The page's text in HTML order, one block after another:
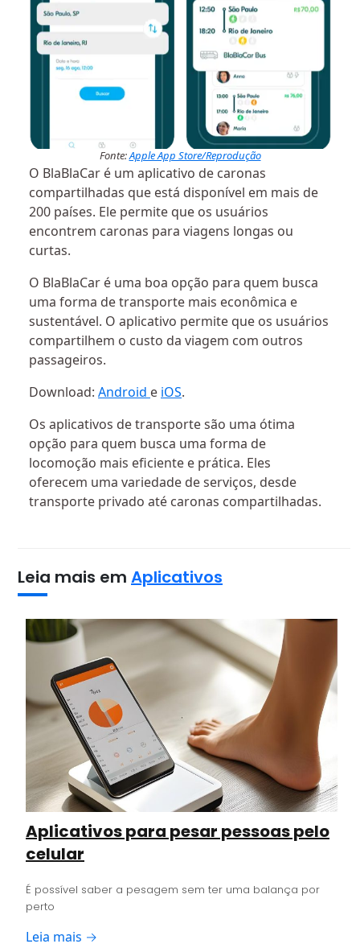
Fonte:Apple App Store/Reprodução
O BlaBlaCar é um aplicativo de caronas
compartilhadas que está disponível em mais de
200 países. Ele permite que os usuários
encontrem caronas para viagens longas ou
curtas.
O BlaBlaCar é uma boa opção para quem busca
uma forma de transporte mais econômica e
sustentável. O aplicativo permite que os usuários
compartilhem o custo da viagem com outros
passageiros.
Download: Android e iOS.
Os aplicativos de transporte são uma ótima
opção para quem busca uma forma de
locomoção mais eficiente e prática. Eles
oferecem uma variedade de serviços, desde
transporte privado até caronas compartilhadas.
Leia mais em Aplicativos
Aplicativos para pesar pessoas pelo
celular
É possível saber a pesagem sem ter uma balança por
perto
Leia mais →